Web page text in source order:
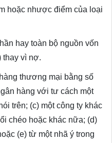
hoặc nhược điểm của loại
hay toàn bộ nguồn vốn
thay vì nợ.
thương mại bằng số
hàng với tư cách một
trên; (c) một công ty khác
chéo hoặc khác nữa; (d)
(e) từ một nhã ý trong